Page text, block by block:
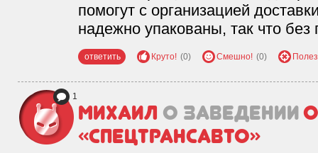
помогут с организацией
надежно упакованы, так что без
ответить Круто! (0) Смешно! (0)
1
Михаил о заведении
«Спецтрансавто»